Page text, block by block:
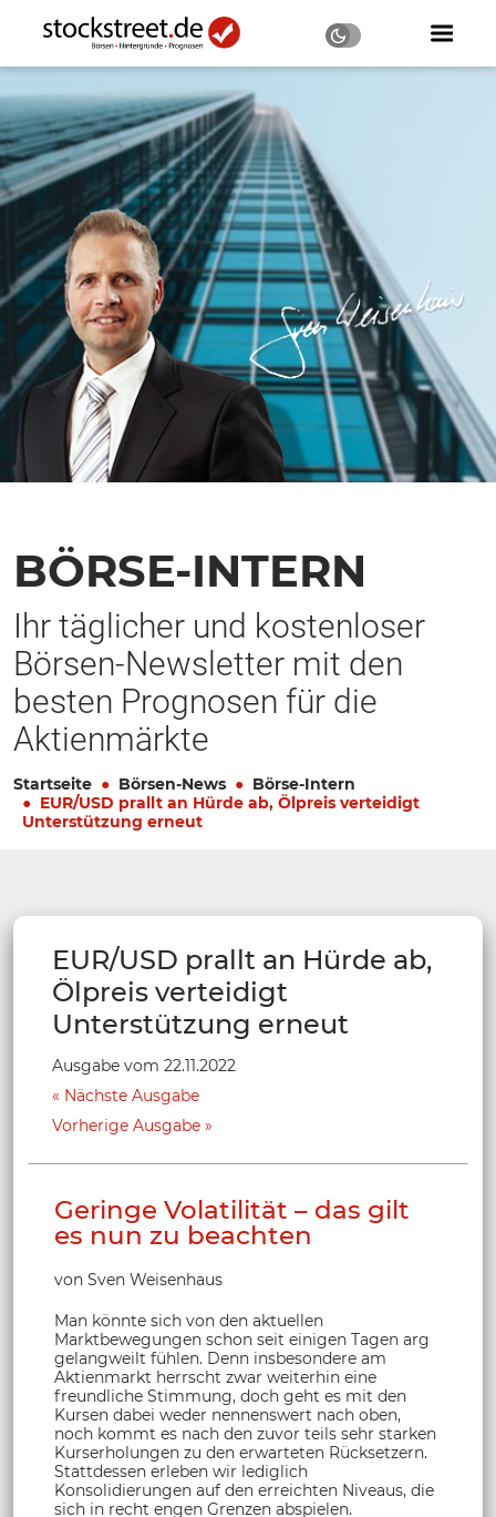
BÖRSE-INTERN
Ihr täglicher und kostenloser
Börsen-Newsletter mit den
besten Prognosen für die
Aktienmärkte
Startseite Börsen-News
Börse-Intern
EUR/USD prallt an Hürde ab, Ölpreis verteidigt
Unterstützung erneut
EUR/USD prallt an Hürde ab,
Ölpreis verteidigt
Unterstützung erneut
Ausgabe vom 22.11.2022
Nächste Ausgabe
Vorherige Ausgabe
Geringe Volatilität – das gilt
es nun zu beachten
von Sven Weisenhaus
Man könnte sich von den aktuellen
Marktbewegungen schon seit einigen Tagen arg
gelangweilt fühlen. Denn insbesondere am
Aktienmarkt herrscht zwar weiterhin eine
freundliche Stimmung, doch geht es mit den
Kursen dabei weder nennenswert nach oben,
noch kommt es nach den zuvor teils sehr starken
Kurserholungen zu den erwarteten Rücksetzern.
Stattdessen erleben wir lediglich
Konsolidierungen auf den erreichten Niveaus, die
sich in recht engen Grenzen abspielen.